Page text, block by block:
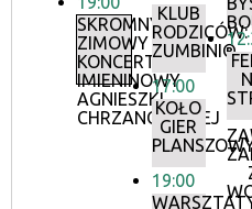
SKROMNY
ZIMOWY
KONCERT
IMIENINOWY
AGNIESZKI
CHRZANOWSKIEJ
KLUB
RODZICÓW:
ZUMBINI®
17:00
KOŁO
GIER
19:00